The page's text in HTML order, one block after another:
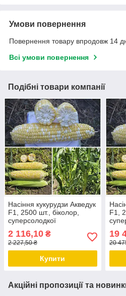
Умови повернення
Повернення товару впродовж 14
Всі умови повернення
Подібні товари компанії
Насіння кукурудзи Акведук
F1, 2500 шт., біколор,
суперсолодкої
2 116,10 ₴
2 227,50 ₴
Купити
F1,
19
20
Акційні пропозиції та